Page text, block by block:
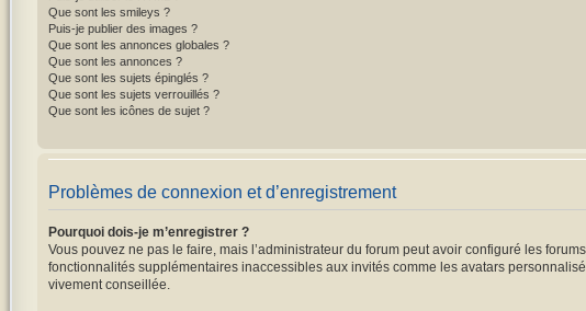
Que sont les smileys ?
Puis-je publier des images ?
Que sont les annonces globales ?
Que sont les annonces ?
Que sont les sujets épinglés ?
Que sont les sujets verrouillés ?
Que sont les icônes de sujet ?
Problèmes de connexion et d’enregistrement
Pourquoi dois-je m’enregistrer ?
Vous pouvez ne pas le faire, mais l’administrateur du forum peut avoir configuré les
fonctionnalités supplémentaires inaccessibles aux invités comme les avatars
vivement conseillée.